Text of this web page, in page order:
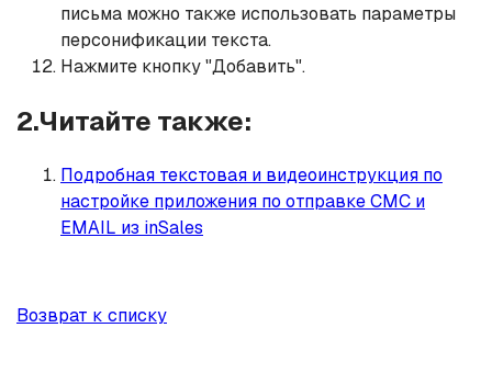
письма можно также использовать параметры
персонификации текста.
Нажмите кнопку "Добавить".
2.Читайте также:
Подробная текстовая и видеоинструкция по
настройке приложения по отправке СМС и
EMAIL из inSales
Возврат к списку